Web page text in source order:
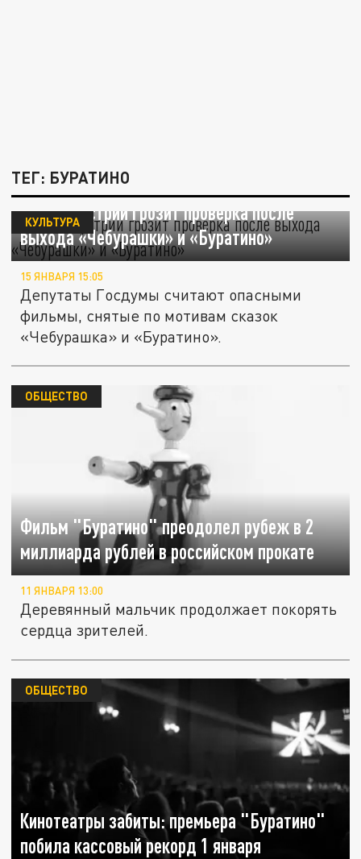
ТЕГ: БУРАТИНО
Киноиндустрии грозит проверка после
выхода «Чебурашки» и «Буратино»
КУЛЬТУРА
15 ЯНВАРЯ 15:05
Депутаты Госдумы считают опасными
фильмы, снятые по мотивам сказок
«Чебурашка» и «Буратино».
Фильм "Буратино" преодолел рубеж в 2
миллиарда рублей в российском прокате
ОБЩЕСТВО
11 ЯНВАРЯ 13:00
Деревянный мальчик продолжает покорять
сердца зрителей.
Кинотеатры забиты: премьера "Буратино"
побила кассовый рекорд 1 января
ОБЩЕСТВО